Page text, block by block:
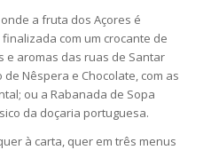
a fruta dos Açores é
com um crocante de
e aromas das ruas de Santar
Nêspera e Chocolate, com as
ou a Rabanada de Sopa
da doçaria portuguesa.
à carta, quer em três menus